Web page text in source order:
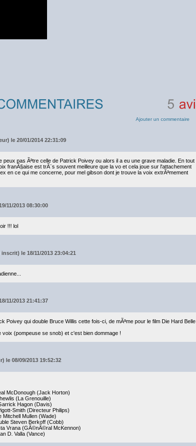
Ajouter un commentaire
le 20/01/2014 22:31:09
pas Ãªtre celle de Patrick Poivey ou alors il a eu une grave maladie. En tout
franÃ§aise est trÃ¨s souvent meilleure que la vo et cela joue sur l'attachement
en ce qui me concerne, pour mel gibson dont je trouve la voix extrÃªmement
11/2013 08:30:00
!!! lol
le 18/11/2013 23:04:21
11/2013 21:41:37
Poivey qui double Bruce Willis cette fois-ci, de mÃªme pour le film Die Hard Belle
voix (pompeuse se snob) et c'est bien dommage !
le 08/09/2013 19:52:32
McDonough (Jack Horton)
(La Grenouille)
Hagon (Davis)
Smith (Directeur Philips)
Mitchell Mullen (Wade)
Steven Berkoff (Cobb)
Vrana (GÃ©nÃ©ral McKennon)
D. Valla (Vance)